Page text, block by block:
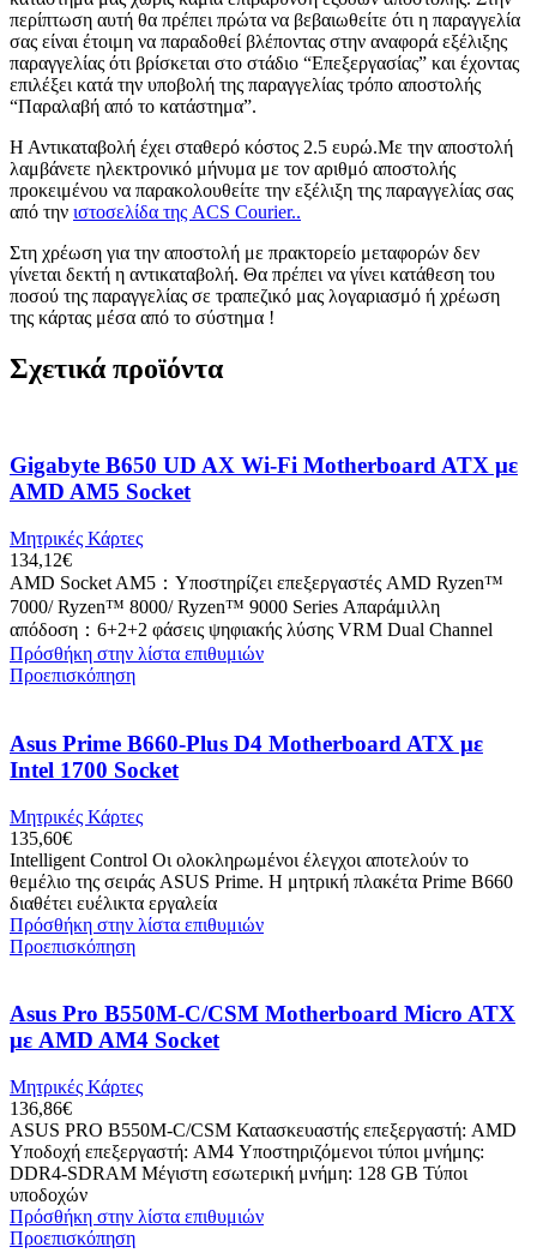
περίπτωση αυτή θα πρέπει πρώτα να βεβαιωθείτε ότι η παραγγελία
σας είναι έτοιμη να παραδοθεί βλέποντας στην αναφορά εξέλιξης
παραγγελίας ότι βρίσκεται στο στάδιο “Επεξεργασίας” και έχοντας
επιλέξει κατά την υποβολή της παραγγελίας τρόπο αποστολής
“Παραλαβή από το κατάστημα”.
Η Αντικαταβολή έχει σταθερό κόστος 2.5 ευρώ.Με την αποστολή
λαμβάνετε ηλεκτρονικό μήνυμα με τον αριθμό αποστολής
προκειμένου να παρακολουθείτε την εξέλιξη της παραγγελίας σας
από την ιστοσελίδα της ACS Courier..
Στη χρέωση για την αποστολή με πρακτορείο μεταφορών δεν
γίνεται δεκτή η αντικαταβολή. Θα πρέπει να γίνει κατάθεση του
ποσού της παραγγελίας σε τραπεζικό μας λογαριασμό ή χρέωση
της κάρτας μέσα από το σύστημα !
Σχετικά προϊόντα
Gigabyte B650 UD AX Wi-Fi Motherboard ATX με
AMD AM5 Socket
Μητρικές Κάρτες
134,12€
AMD Socket AM5：Υποστηρίζει επεξεργαστές AMD Ryzen™
7000/ Ryzen™ 8000/ Ryzen™ 9000 Series Απαράμιλλη
απόδοση：6+2+2 φάσεις ψηφιακής λύσης VRM Dual Channel
Πρόσθήκη στην λίστα επιθυμιών
Προεπισκόπηση
Asus Prime B660-Plus D4 Motherboard ATX με
Intel 1700 Socket
Μητρικές Κάρτες
135,60€
Intelligent Control Οι ολοκληρωμένοι έλεγχοι αποτελούν το
θεμέλιο της σειράς ASUS Prime. Η μητρική πλακέτα Prime B660
διαθέτει ευέλικτα εργαλεία
Πρόσθήκη στην λίστα επιθυμιών
Προεπισκόπηση
Asus Pro B550M-C/CSM Motherboard Micro ATX
με AMD AM4 Socket
Μητρικές Κάρτες
136,86€
ASUS PRO B550M-C/CSM Κατασκευαστής επεξεργαστή: AMD
Υποδοχή επεξεργαστή: AM4 Υποστηριζόμενοι τύποι μνήμης:
DDR4-SDRAM Μέγιστη εσωτερική μνήμη: 128 GB Τύποι
υποδοχών
Πρόσθήκη στην λίστα επιθυμιών
Προεπισκόπηση